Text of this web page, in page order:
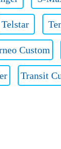
Telstar
Custom
Transit